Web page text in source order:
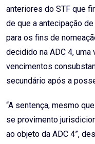
anteriores do STF que
de que a antecipação
para os fins de
decidido na ADC 4,
vencimentos
secundário após a
“A sentença, mesmo
se provimento
ao objeto da ADC 4”,